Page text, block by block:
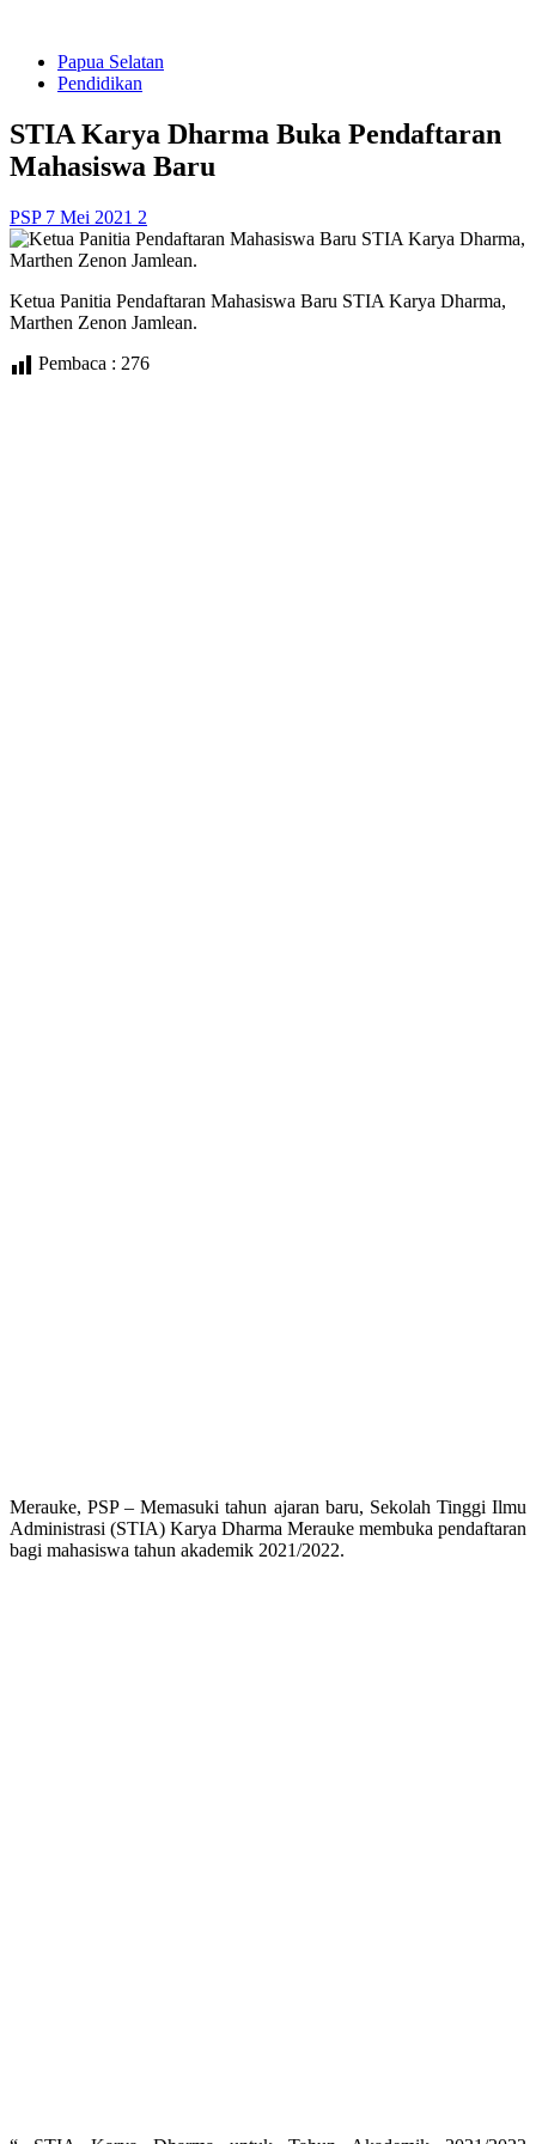
Papua Selatan
Pendidikan
STIA Karya Dharma Buka Pendaftaran
Mahasiswa Baru
PSP 7 Mei 2021 2
Ketua Panitia Pendaftaran Mahasiswa Baru STIA Karya Dharma,
Marthen Zenon Jamlean.
Pembaca : 276
Merauke, PSP – Memasuki tahun ajaran baru, Sekolah Tinggi Ilmu
Administrasi (STIA) Karya Dharma Merauke membuka pendaftaran
bagi mahasiswa tahun akademik 2021/2022.